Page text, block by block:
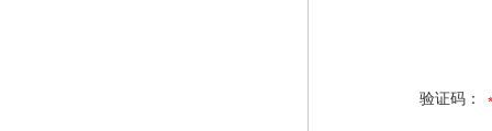
验证码：